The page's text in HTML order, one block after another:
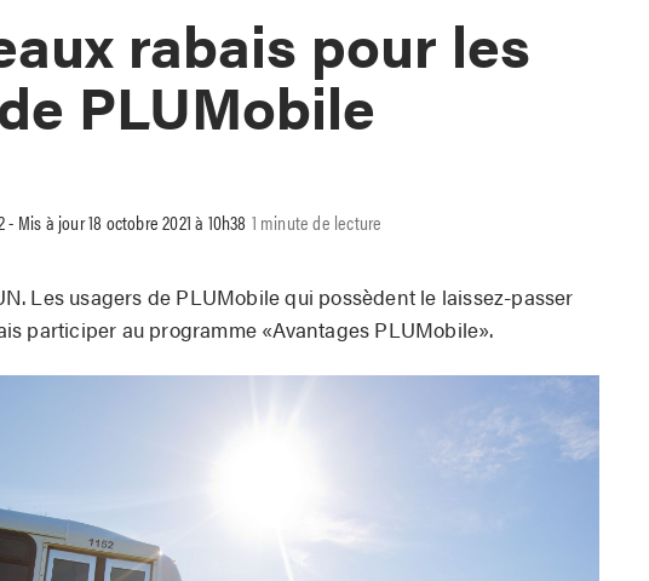
rabais pour les
PLUMobile
- Mis à jour 18 octobre 2021 à 10h38 1 minute de lecture
Les usagers de PLUMobile qui possèdent le laissez-passer
participer au programme «Avantages PLUMobile».